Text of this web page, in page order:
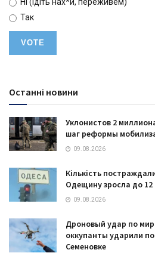
Так
Останні новини
Уклонистов 2
шаг реформы
09.08.2026
Кількість
Одещину зросла до
09.08.2026
Дроновый удар по
оккупанты ударили
Семеновке